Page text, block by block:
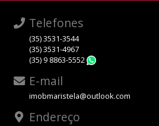
Telefones
(35) 3531-3544
(35) 3531-4967
(35) 9 8863-5552
E-mail
imobmaristela@outlook.com
Endereço